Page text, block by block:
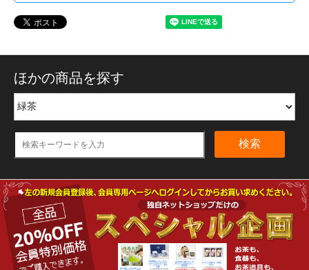
ほかの商品を探す
検索